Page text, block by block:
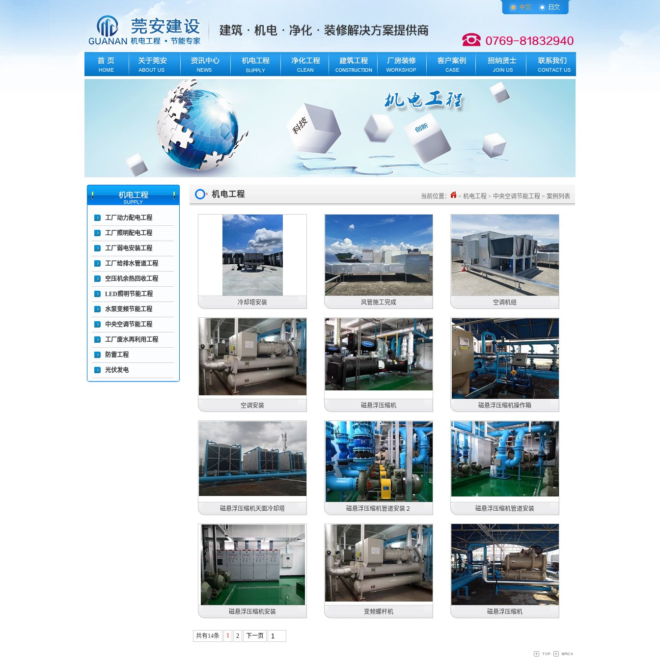
工厂动力配电工程
工厂照明配电工程
工厂弱电安装工程
工厂给排水管道工程
空压机余热回收工程
LED照明节能工程
水泵变频节能工程
中央空调节能工程
工厂废水再利用工程
防雷工程
光伏发电
机电工程 当前位置： > 机电工程 > 中央空调节能工程 > 案例列表
惠州古河汽配有限公司新工厂中
央空调工程
广东省惠州市
2026年
冷却塔安装
深圳市兆伟机电股份有限公司
屋顶式空调机配管
2020年
风管施工完成
深圳市兆伟机电股份有限公司
屋顶式恒温恒湿风冷直接膨式空调机
组
2020年
空调机组
惠州住润汽车部品有限公司
安装大金变频螺杆机系统
2013年-2019年
空调安装
柯尼卡美能达商用科技（东莞）有限
公司
安装开利400RT离心机3台
2014年
磁悬浮压缩机
东莞石龙京瓷光学有限公司
150RT螺杆机更为磁悬浮主机
2017年
磁悬浮压缩机操作箱
日本电产三协电子（东莞）有限公司
安装550RT离心机空调
2014年
磁悬浮压缩机天面冷却塔
日本电产三协电子（东莞）有限公司
安装550RT离心机空调
2019年
磁悬浮压缩机管道安装２
日本电产三协电子（东莞）有限公司
安装550RT离心机空调
2019年
磁悬浮压缩机管道安装
日本电产三协电子（东莞）有限公司
磁悬浮压缩机安装 变频螺杆机 磁悬浮压缩机
共有14条 1 2 下一页